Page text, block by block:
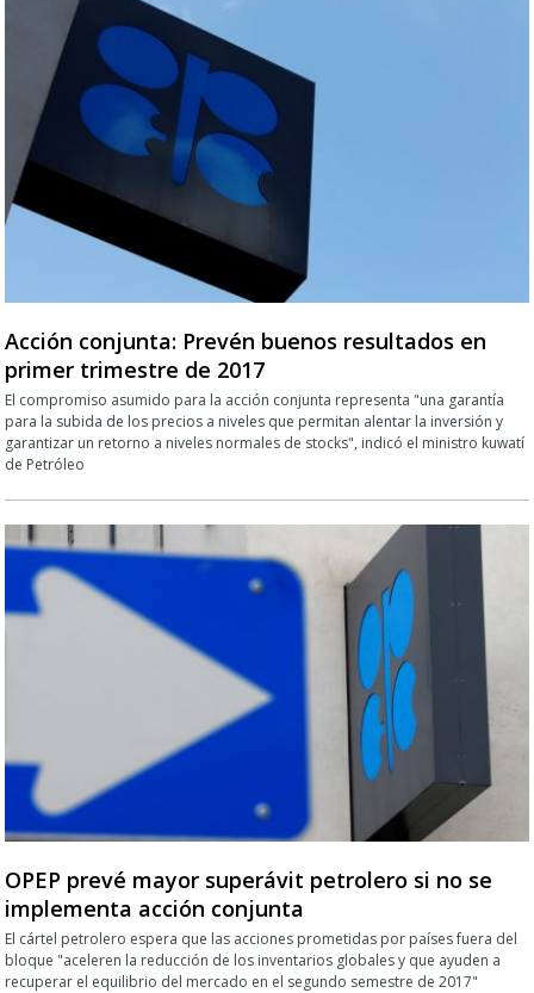
Acción conjunta: Prevén buenos resultados en
primer trimestre de 2017
El compromiso asumido para la acción conjunta representa "una garantía
para la subida de los precios a niveles que permitan alentar la inversión y
garantizar un retorno a niveles normales de stocks", indicó el ministro kuwatí
de Petróleo
OPEP prevé mayor superávit petrolero si no se
implementa acción conjunta
El cártel petrolero espera que las acciones prometidas por países fuera del
bloque "aceleren la reducción de los inventarios globales y que ayuden a
recuperar el equilibrio del mercado en el segundo semestre de 2017"